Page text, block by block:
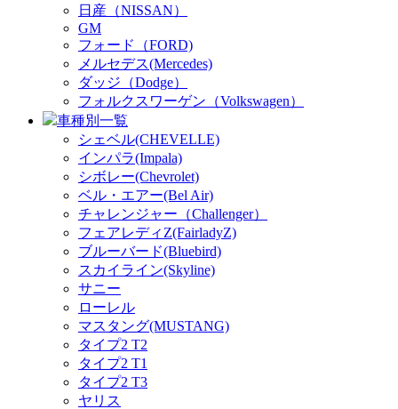
日産（NISSAN）
GM
フォード（FORD)
メルセデス(Mercedes)
ダッジ（Dodge）
フォルクスワーゲン（Volkswagen）
車種別一覧
シェベル(CHEVELLE)
インパラ(Impala)
シボレー(Chevrolet)
ベル・エアー(Bel Air)
チャレンジャー（Challenger）
フェアレディZ(FairladyZ)
ブルーバード(Bluebird)
スカイライン(Skyline)
サニー
ローレル
マスタング(MUSTANG)
タイプ2 T2
タイプ2 T1
タイプ2 T3
ヤリス